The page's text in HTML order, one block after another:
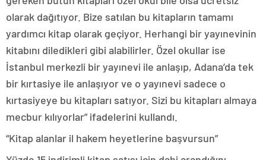
olarak dağıtıyor. Bize satılan bu kitapların tamamı
yardımcı kitap olarak geçiyor. Herhangi bir yayınevinin
kitabını diledikleri gibi alabilirler. Özel okullar ise
İstanbul merkezli bir yayınevi ile anlaşıp, Adana’da tek
bir kırtasiye ile anlaşıyor ve o yayınevi sadece o
kırtasiyeye bu kitapları satıyor. Sizi bu kitapları almaya
mecbur kılıyorlar” ifadelerini kullandı.
“Kitap alanlar il hakem heyetlerine başvursun”